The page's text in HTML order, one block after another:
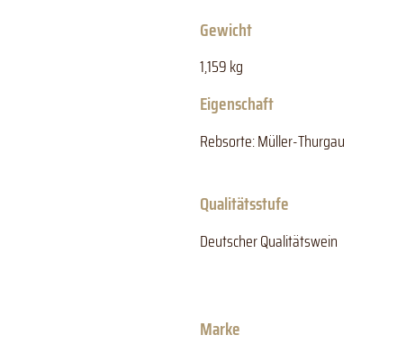
Gewicht
1,159 kg
Eigenschaft
Rebsorte: Müller-Thurgau
Qualitätsstufe
Deutscher Qualitätswein
Marke